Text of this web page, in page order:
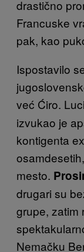
drastično
Francuske
pak, kao
Ispostavilo
već Ćiro.
izvukao je
kontigenta
mesto.
drugari su
grupe, zatim
Nemačku